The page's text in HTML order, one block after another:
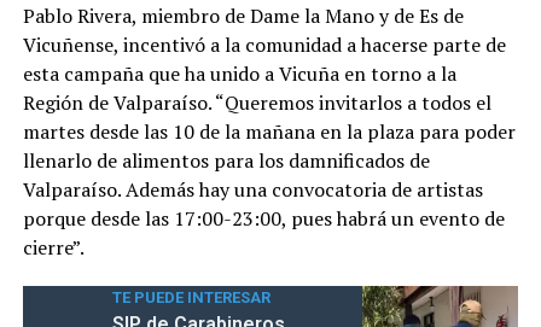
Pablo Rivera, miembro de Dame la Mano y de Es de
Vicuñense, incentivó a la comunidad a hacerse parte de
esta campaña que ha unido a Vicuña en torno a la
Región de Valparaíso. “Queremos invitarlos a todos el
martes desde las 10 de la mañana en la plaza para poder
llenarlo de alimentos para los damnificados de
Valparaíso. Además hay una convocatoria de artistas
porque desde las 17:00-23:00, pues habrá un evento de
cierre”.
TE PUEDE INTERESAR